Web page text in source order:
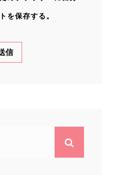
を保存する。